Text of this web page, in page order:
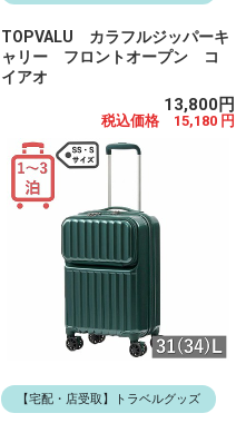
TOPVALU カラフルジッパーキ
ャリー フロントオープン コ
イアオ
13,800円
税込価格 15,180 円
【宅配・店受取】トラベルグッズ